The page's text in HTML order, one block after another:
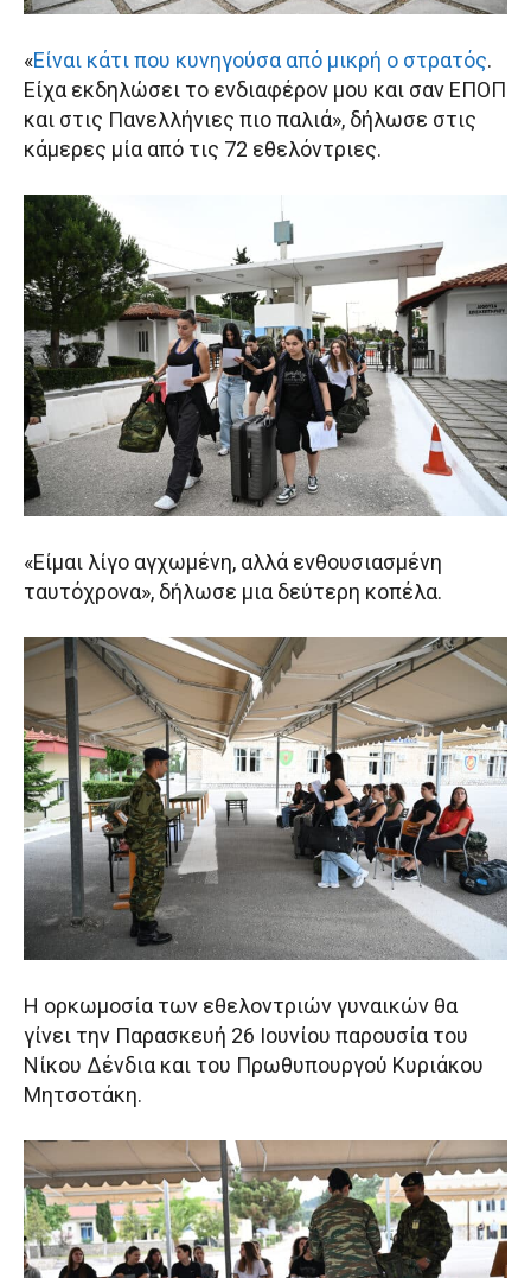
«Είναι κάτι που κυνηγούσα από μικρή ο στρατός.
Είχα εκδηλώσει το ενδιαφέρον μου και σαν ΕΠΟΠ
και στις Πανελλήνιες πιο παλιά», δήλωσε στις
κάμερες μία από τις 72 εθελόντριες.
«Είμαι λίγο αγχωμένη, αλλά ενθουσιασμένη
ταυτόχρονα», δήλωσε μια δεύτερη κοπέλα.
Η ορκωμοσία των εθελοντριών γυναικών θα
γίνει την Παρασκευή 26 Ιουνίου παρουσία του
Νίκου Δένδια και του Πρωθυπουργού Κυριάκου
Μητσοτάκη.